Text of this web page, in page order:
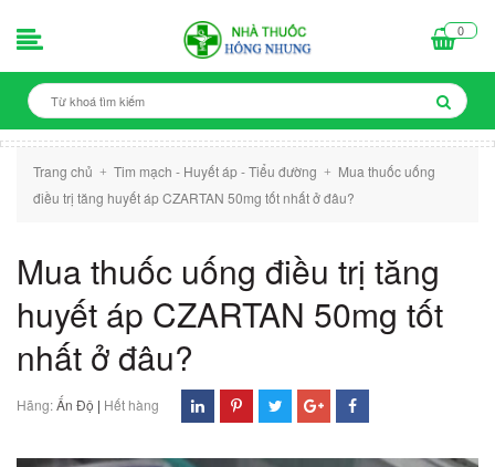
0
Trang chủ + Tim mạch - Huyết áp - Tiểu đường +
Mua thuốc uống
điều trị tăng huyết áp CZARTAN 50mg tốt nhất ở đâu?
Mua thuốc uống điều trị tăng
huyết áp CZARTAN 50mg tốt
nhất ở đâu?
Hãng:Ấn Độ | Hết hàng